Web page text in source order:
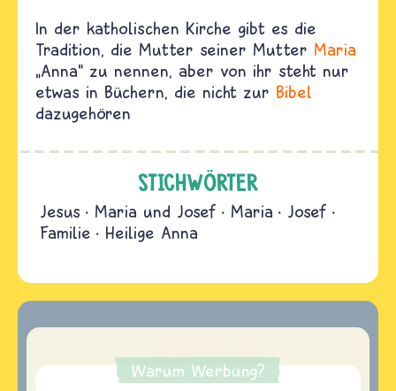
In der katholischen Kirche gibt es die
Tradition, die Mutter seiner Mutter Maria
„Anna“ zu nennen, aber von ihr steht nur
etwas in Büchern, die nicht zur Bibel
dazugehören
STICHWÖRTER
Jesus Maria und Josef Maria
Josef
Familie
Heilige Anna
Warum Werbung?